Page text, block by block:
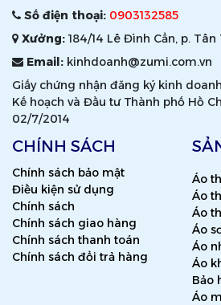
Số điện thoại: 0903132585
Xưởng:184/14 Lê Đình Cẩn, p. Tân
Email: kinhdoanh@zumi.com.vn
Giấy chứng nhận đăng ký kinh
Kế hoạch và Đầu tư Thành phố Hồ
02/7/2014
CHÍNH SÁCH
Chính sách bảo mật
Điều kiện sử dụng
Chính sách
Chính sách giao hàng
Chính sách thanh toán
Chính sách đổi trả hàng
Áo
Áo
Áo
Áo
Áo
Áo
Bảo
Áo